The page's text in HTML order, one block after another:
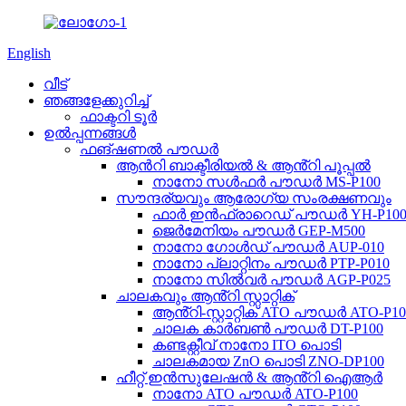
English
വീട്
ഞങ്ങളേക്കുറിച്ച്
ഫാക്ടറി ടൂർ
ഉൽപ്പന്നങ്ങൾ
ഫങ്ഷണൽ പൗഡർ
ആൻറി ബാക്ടീരിയൽ & ആൻ്റി പൂപ്പൽ
നാനോ സൾഫർ പൗഡർ MS-P100
സൗന്ദര്യവും ആരോഗ്യ സംരക്ഷണവും
ഫാർ ഇൻഫ്രാറെഡ് പൗഡർ YH-P100
ജെർമേനിയം പൗഡർ GEP-M500
നാനോ ഗോൾഡ് പൗഡർ AUP-010
നാനോ പ്ലാറ്റിനം പൗഡർ PTP-P010
നാനോ സിൽവർ പൗഡർ AGP-P025
ചാലകവും ആൻ്റി സ്റ്റാറ്റിക്
ആൻ്റി-സ്റ്റാറ്റിക് ATO പൗഡർ ATO-
ചാലക കാർബൺ പൗഡർ DT-P100
കണ്ടക്റ്റീവ് നാനോ ITO പൊടി
ചാലകമായ ZnO പൊടി ZNO-DP100
ഹീറ്റ് ഇൻസുലേഷൻ & ആൻ്റി ഐആർ
നാനോ ATO പൗഡർ ATO-P100